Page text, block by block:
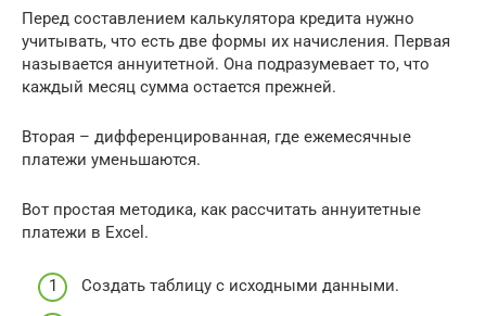
Перед составлением калькулятора кредита нужно
учитывать, что есть две формы их начисления. Первая
называется аннуитетной. Она подразумевает то, что
каждый месяц сумма остается прежней.
Вторая – дифференцированная, где ежемесячные
платежи уменьшаются.
Вот простая методика, как рассчитать аннуитетные
платежи в Excel.
Создать таблицу с исходными данными.